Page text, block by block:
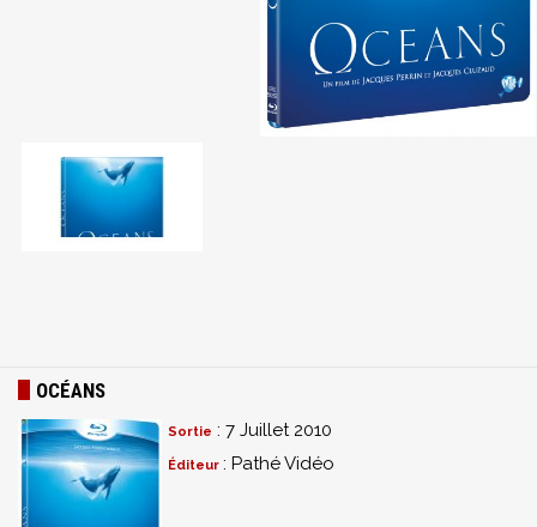
OCÉANS
Sortie : 7 Juillet 2010
Éditeur : Pathé Vidéo